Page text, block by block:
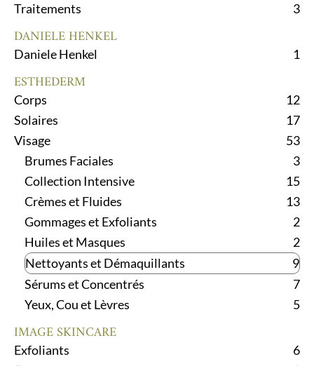
Traitements
3
DANIELE HENKEL
Daniele Henkel 1
ESTHEDERM
Corps
12
Solaires
17
Visage
53
Brumes Faciales
3
Collection Intensive
15
Crèmes et Fluides
13
Gommages et Exfoliants
2
Huiles et Masques
2
Nettoyants et Démaquillants
9
Sérums et Concentrés
7
Yeux, Cou et Lèvres
5
IMAGE SKINCARE
Exfoliants
6